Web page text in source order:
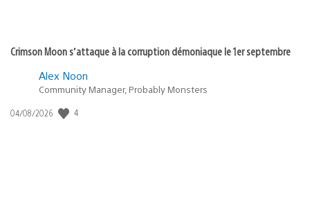
Crimson Moon s’attaque à la corruption démoniaque le 1er septembre
Alex Noon
Community Manager, Probably Monsters
Date
04/08/2026 4